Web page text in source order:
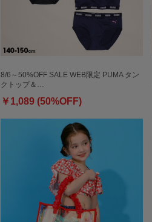
8/6～50%OFF SALE WEB限定 PUMA タン
クトップ＆…
￥1,089 (50%OFF)